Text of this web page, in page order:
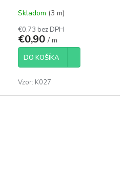
Skladom (3 m)
€0,73 bez DPH
€0,90 / m
DO KOŠÍKA
Vzor: K027